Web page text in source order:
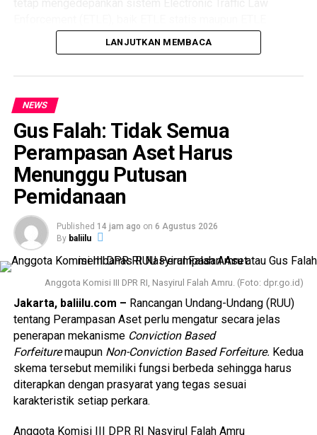
mobile. Informasi yang menyebutkan adanya kebijakan
pemberlakuan kembali tilang manual secara menyeluruh
Menurutnya, Polri terus berkomitmen mengoptimalkan
penegakan hukum berbasis teknologi melalui ETLE guna
mewujudkan penegakan hukum yang objektif, transparan,
dan akuntabel.
Meski demikian, Irjen Pol. Wibowo menjelaskan bahwa
kewenangan untuk melakukan penindakan secara manual
dalam kondisi tertentu. Kebijakan tersebut bersifat selektif
dan situasional, bukan sebagai pengganti sistem ETLE
yang tetap menjadi prioritas utama.
“Penindakan secara manual hanya dilakukan secara
terbatas terhadap pelanggaran lalu lintas yang kasat mata
dan berpotensi menimbulkan fatalitas maupun
membahayakan pengguna jalan lainnya,” ujarnya.
Adapun pelanggaran yang menjadi sasaran penindakan
langsung antara lain penggunaan knalpot yang tidak sesuai
LANJUTKAN MEMBACA
NEWS
Gus Falah: Tidak Semua
Perampasan Aset Harus
Menunggu Putusan
Pemidanaan
Published 14 jam ago on 6 Agustus 2026
By baliilu
Anggota Komisi III DPR RI, Nasyirul Falah Amru. (Foto: dpr.go.id)
Jakarta, baliilu.com – Rancangan Undang-Undang (RUU)
tentang Perampasan Aset perlu mengatur secara jelas
penerapan mekanisme Conviction Based
Forfeituremaupun Non-Conviction Based Forfeiture. Kedua
skema tersebut memiliki fungsi berbeda sehingga harus
diterapkan dengan prasyarat yang tegas sesuai
karakteristik setiap perkara.
Anggota Komisi III DPR RI Nasyirul Falah Amru